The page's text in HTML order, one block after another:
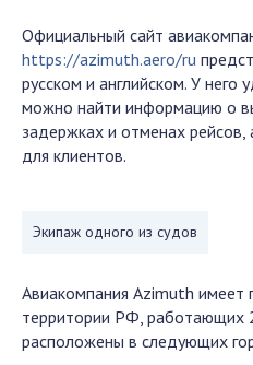
Официальный сайт
https://azimuth.aero/ru
русском и английском. У него
можно найти информацию о
задержках и отменах рейсов,
для клиентов.
Экипаж одного из судов
Авиакомпания Azimuth имеет
территории РФ, работающих
расположены в следующих